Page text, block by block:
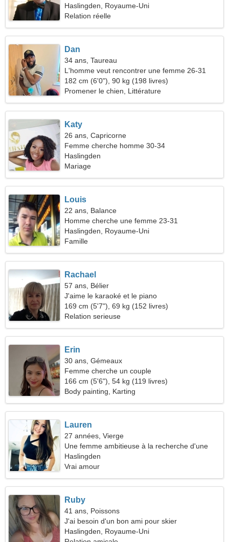
Haslingden, Royaume-Uni
Relation réelle
Dan
34 ans, Taureau
L'homme veut rencontrer une femme 26-31
182 cm (6'0"), 90 kg (198 livres)
Promener le chien, Littérature
Katy
26 ans, Capricorne
Femme cherche homme 30-34
Haslingden
Mariage
Louis
22 ans, Balance
Homme cherche une femme 23-31
Haslingden, Royaume-Uni
Famille
Rachael
57 ans, Bélier
J'aime le karaoké et le piano
169 cm (5'7"), 69 kg (152 livres)
Relation serieuse
Erin
30 ans, Gémeaux
Femme cherche un couple
166 cm (5'6"), 54 kg (119 livres)
Body painting, Karting
Lauren
27 années, Vierge
Une femme ambitieuse à la recherche d'une
vraie relation
Haslingden
Vrai amour
Ruby
41 ans, Poissons
J'ai besoin d'un bon ami pour skier
Haslingden, Royaume-Uni